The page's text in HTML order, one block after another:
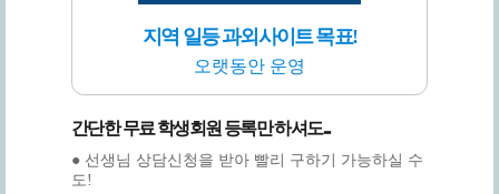
지역 일등 과외사이트 목표!
오랫동안 운영
간단한 무료 학생회원 등록만 하셔도...
● 선생님 상담신청을 받아 빨리 구하기 가능하실 수
도!